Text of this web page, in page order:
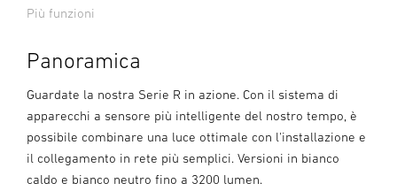
Più funzioni
Panoramica
Guardate la nostra Serie R in azione. Con il sistema di
apparecchi a sensore più intelligente del nostro tempo, è
possibile combinare una luce ottimale con l'installazione e
il collegamento in rete più semplici. Versioni in bianco
caldo e bianco neutro fino a 3200 lumen.